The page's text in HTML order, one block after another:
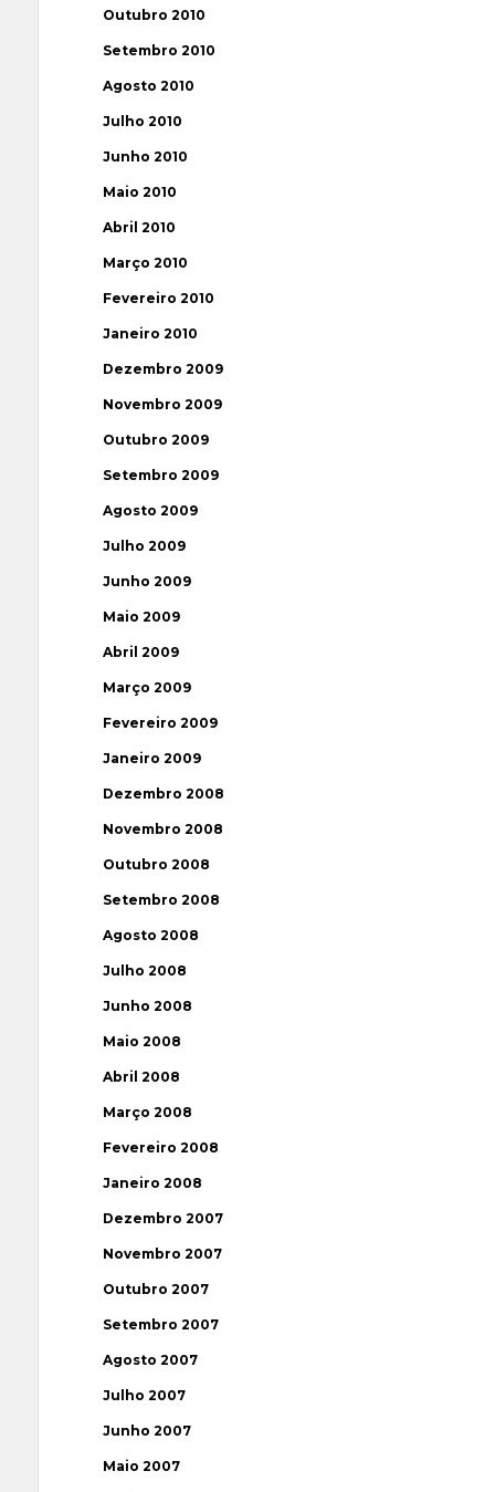
Outubro 2010
Setembro 2010
Agosto 2010
Julho 2010
Junho 2010
Maio 2010
Abril 2010
Março 2010
Fevereiro 2010
Janeiro 2010
Dezembro 2009
Novembro 2009
Outubro 2009
Setembro 2009
Agosto 2009
Julho 2009
Junho 2009
Maio 2009
Abril 2009
Março 2009
Fevereiro 2009
Janeiro 2009
Dezembro 2008
Novembro 2008
Outubro 2008
Setembro 2008
Agosto 2008
Julho 2008
Junho 2008
Maio 2008
Abril 2008
Março 2008
Fevereiro 2008
Janeiro 2008
Dezembro 2007
Novembro 2007
Outubro 2007
Setembro 2007
Agosto 2007
Julho 2007
Junho 2007
Maio 2007